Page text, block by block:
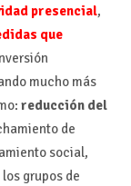
presencial,
que
mucho más
reducción del
de
social,
grupos de